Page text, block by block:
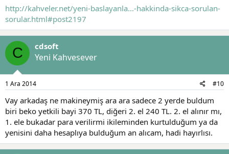
http://kahveler.net/yeni-baslayanla...-hakkinda-sikca-sorulan-
sorular.html#post2197
C cdsoft
Yeni Kahvesever
1 Ara 2014 #10
Vay arkadaş ne makineymiş ara ara sadece 2 yerde buldum
biri beko yetkili bayi 370 TL, diğeri 2. el 240 TL. 2. el alınır mı,
1. ele bukadar para verilirmi ikileminden kurtulduğum ya da
yenisini daha hesaplıya bulduğum an alıcam, hadi hayırlısı.